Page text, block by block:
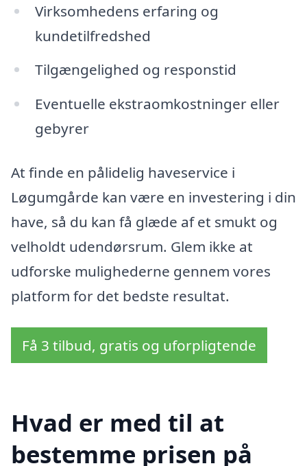
Virksomhedens erfaring og
kundetilfredshed
Tilgængelighed og responstid
Eventuelle ekstraomkostninger eller
gebyrer
At finde en pålidelig haveservice i
Løgumgårde kan være en investering i din
have, så du kan få glæde af et smukt og
velholdt udendørsrum. Glem ikke at
udforske mulighederne gennem vores
platform for det bedste resultat.
Få 3 tilbud, gratis og uforpligtende
Hvad er med til at
bestemme prisen på